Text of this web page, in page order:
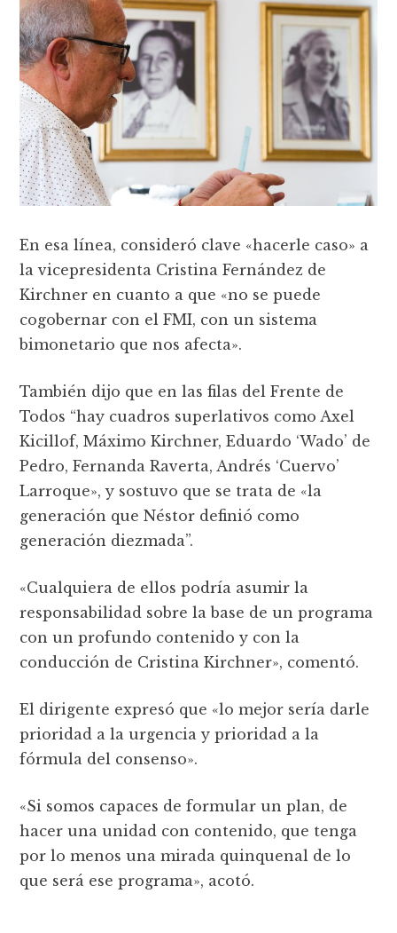
En esa línea, consideró clave «hacerle caso» a
la vicepresidenta Cristina Fernández de
Kirchner en cuanto a que «no se puede
cogobernar con el FMI, con un sistema
bimonetario que nos afecta».
También dijo que en las filas del Frente de
Todos “hay cuadros superlativos como Axel
Kicillof, Máximo Kirchner, Eduardo ‘Wado’ de
Pedro, Fernanda Raverta, Andrés ‘Cuervo’
Larroque», y sostuvo que se trata de «la
generación que Néstor definió como
generación diezmada”.
«Cualquiera de ellos podría asumir la
responsabilidad sobre la base de un programa
con un profundo contenido y con la
conducción de Cristina Kirchner», comentó.
El dirigente expresó que «lo mejor sería darle
prioridad a la urgencia y prioridad a la
fórmula del consenso».
«Si somos capaces de formular un plan, de
hacer una unidad con contenido, que tenga
por lo menos una mirada quinquenal de lo
que será ese programa», acotó.